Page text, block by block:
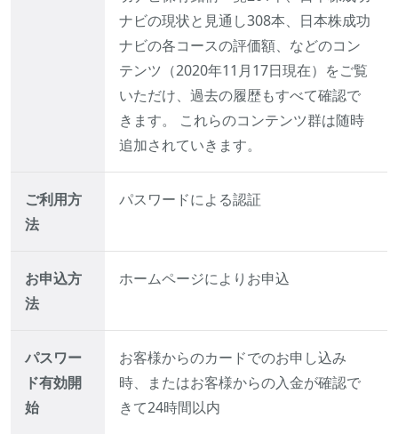
ナビの現状と見通し308本、日本株成功
ナビの各コースの評価額、などのコン
テンツ（2020年11月17日現在）をご覧
いただけ、過去の履歴もすべて確認で
きます。 これらのコンテンツ群は随時
追加されていきます。
ご利用方
法
パスワードによる認証
お申込方
法
ホームページによりお申込
パスワー
ド有効開
始
お客様からのカードでのお申し込み
時、またはお客様からの入金が確認で
きて24時間以内